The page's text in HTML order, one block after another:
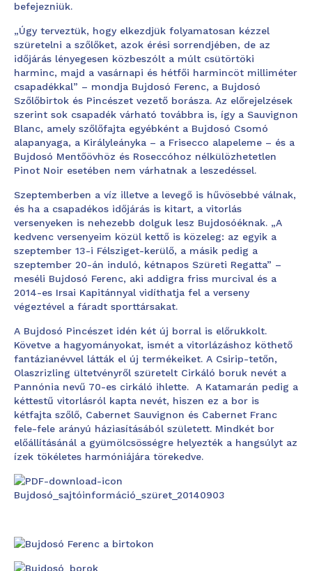
befejezniük.
„Úgy terveztük, hogy elkezdjük folyamatosan kézzel
szüretelni a szőlőket, azok érési sorrendjében, de az
időjárás lényegesen közbeszólt a múlt csütörtöki
harminc, majd a vasárnapi és hétfői harmincöt milliméter
csapadékkal” – mondja Bujdosó Ferenc, a Bujdosó
Szőlőbirtok és Pincészet vezető borásza. Az előrejelzések
szerint sok csapadék várható továbbra is, így a Sauvignon
Blanc, amely szőlőfajta egyébként a Bujdosó Csomó
alapanyaga, a Királyleányka – a Frisecco alapeleme – és a
Bujdosó Mentőövhöz és Roseccóhoz nélkülözhetetlen
Pinot Noir esetében nem várhatnak a leszedéssel.
Szeptemberben a víz illetve a levegő is hűvösebbé válnak,
és ha a csapadékos időjárás is kitart, a vitorlás
versenyeken is nehezebb dolguk lesz Bujdosóéknak. „A
kedvenc versenyeim közül kettő is közeleg: az egyik a
szeptember 13-i Félsziget-kerülő, a másik pedig a
szeptember 20-án induló, kétnapos Szüreti Regatta” –
meséli Bujdosó Ferenc, aki addigra friss murcival és a
2014-es Irsai Kapitánnyal vidíthatja fel a verseny
végeztével a fáradt sporttársakat.
A Bujdosó Pincészet idén két új borral is előrukkolt.
Követve a hagyományokat, ismét a vitorlázáshoz köthető
fantázianévvel látták el új termékeiket. A Csirip-tetőn,
Olaszrizling ültetvényről szüretelt Cirkáló boruk nevét a
Pannónia nevű 70-es cirkáló ihlette. A Katamarán pedig a
kéttestű vitorlásról kapta nevét, hiszen ez a bor is
kétfajta szőlő, Cabernet Sauvignon és Cabernet Franc
fele-fele arányú háziasításából született. Mindkét bor
előállításánál a gyümölcsösségre helyezték a hangsúlyt az
ízek tökéletes harmóniájára törekedve.
Bujdosó_sajtóinformáció_szüret_20140903